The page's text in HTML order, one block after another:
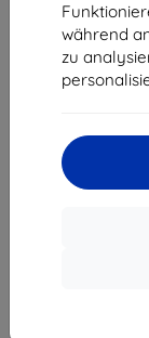
während
zu
Shield-Sk s.r.o.